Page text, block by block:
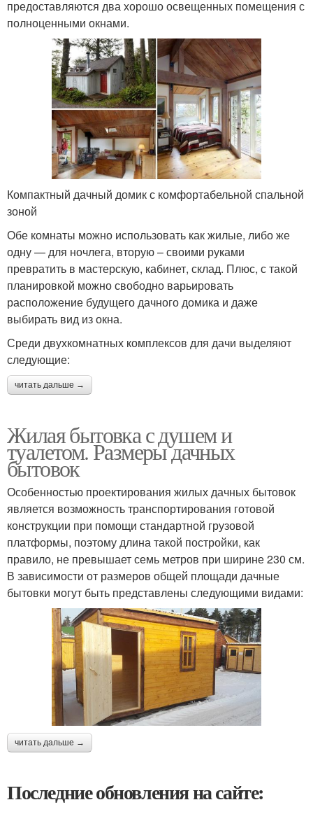
предоставляются два хорошо освещенных помещения с
полноценными окнами.
Компактный дачный домик с комфортабельной спальной
зоной
Обе комнаты можно использовать как жилые, либо же
одну — для ночлега, вторую – своими руками
превратить в мастерскую, кабинет, склад. Плюс, с такой
планировкой можно свободно варьировать
расположение будущего дачного домика и даже
выбирать вид из окна.
Среди двухкомнатных комплексов для дачи выделяют
следующие:
читать дальше →
Жилая бытовка с душем и
туалетом. Размеры дачных
бытовок
Особенностью проектирования жилых дачных бытовок
является возможность транспортирования готовой
конструкции при помощи стандартной грузовой
платформы, поэтому длина такой постройки, как
правило, не превышает семь метров при ширине 230 см.
В зависимости от размеров общей площади дачные
бытовки могут быть представлены следующими видами:
читать дальше →
Последние обновления на сайте: